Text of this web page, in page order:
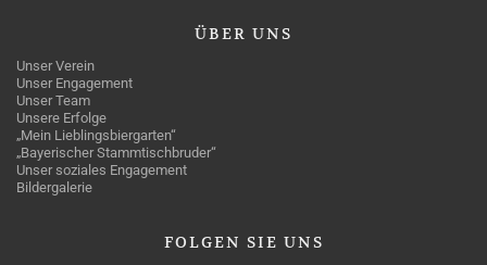
ÜBER UNS
Unser Verein
Unser Engagement
Unser Team
Unsere Erfolge
„Mein Lieblingsbiergarten“
„Bayerischer Stammtischbruder“
Unser soziales Engagement
Bildergalerie
FOLGEN SIE UNS